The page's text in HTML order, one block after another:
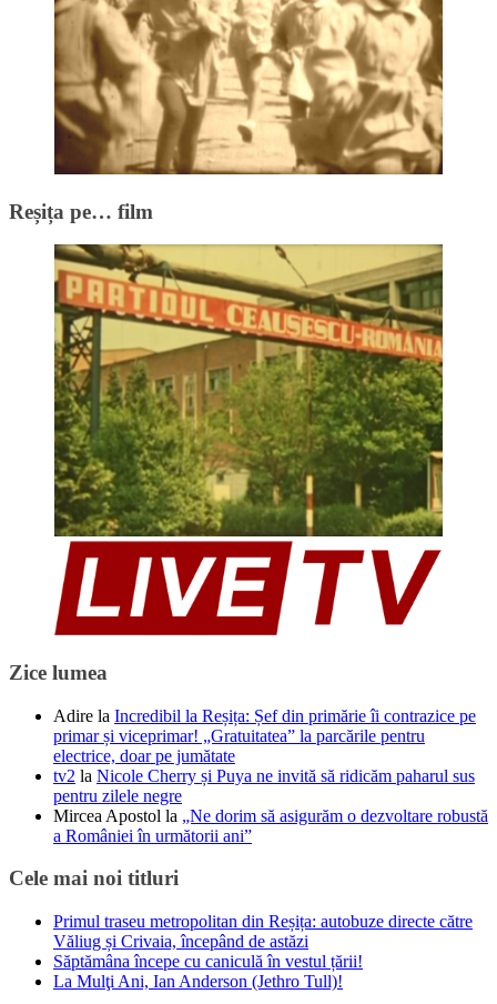
Reșița pe… film
Zice lumea
Adire la Incredibil la Reșița: Șef din primărie îi contrazice pe
primar și viceprimar! „Gratuitatea” la parcările pentru
electrice, doar pe jumătate
tv2 la Nicole Cherry și Puya ne invită să ridicăm paharul sus
pentru zilele negre
Mircea Apostol la „Ne dorim să asigurăm o dezvoltare robustă
a României în următorii ani”
Cele mai noi titluri
Primul traseu metropolitan din Reșița: autobuze directe către
Văliug și Crivaia, începând de astăzi
Săptămâna începe cu caniculă în vestul țării!
La Mulţi Ani, Ian Anderson (Jethro Tull)!